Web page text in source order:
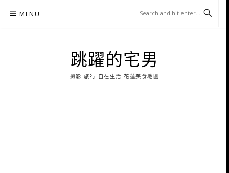
MENU
跳躍的宅男
攝影 旅行 自在生活 花蓮美食地圖